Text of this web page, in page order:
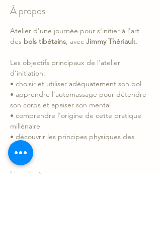
À propos
Atelier d'une journée pour s'initier à l'art
des bols tibétains , avec Jimmy Thériault.
Les objectifs principaux de l'atelier
d'initiation:
• choisir et utiliser adéquatement son bol
• apprendre l’automassage pour détendre
son corps et apaiser son mental
• comprendre l’origine de cette pratique
millénaire
• découvrir les principes physiques des
bols
Lire plus >